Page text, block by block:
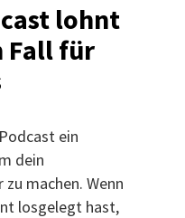
lohnt
Fall für
ein
dein
machen. Wenn
losgelegt hast,